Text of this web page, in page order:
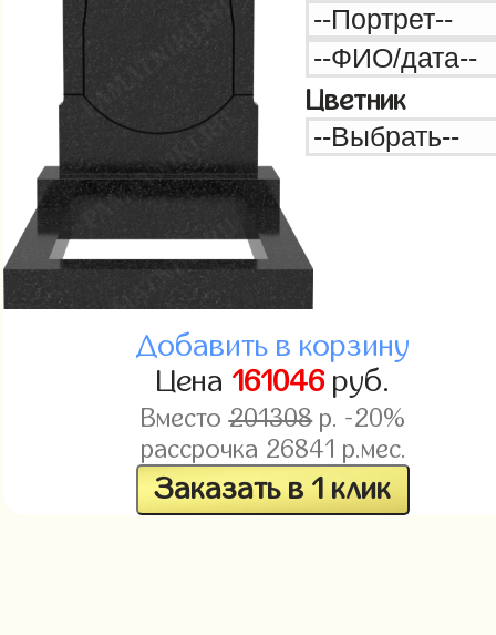
Цветник
Добавить в корзину
Цена 161046руб.
Вместо201308р. -20%
рассрочка 26841 р.мес.
Заказать в 1 клик